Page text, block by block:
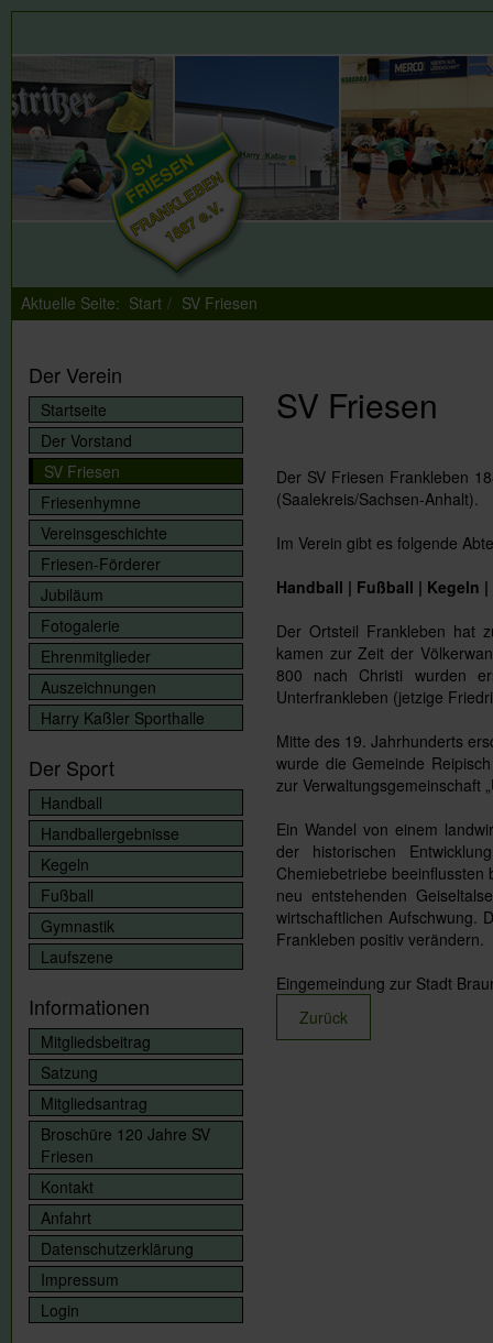
Aktuelle Seite: Start SV Friesen
SV Friesen
Der SV Friesen Frankleben
(Saalekreis/Sachsen-Anhalt).
Im Verein gibt es folgende
Handball | Fußball | Kegeln
Der Ortsteil Frankleben hat
kamen zur Zeit der
800 nach Christi wurden
Unterfrankleben (jetzige
Mitte des 19. Jahrhunderts
wurde die Gemeinde
zur Verwaltungsgemeinschaft
Ein Wandel von einem
der historischen
Chemiebetriebe beeinflussten
neu entstehenden
wirtschaftlichen Aufschwung.
Frankleben positiv verändern.
Eingemeindung zur Stadt
Zurück
Der Verein
Startseite
Der Vorstand
SV Friesen
Friesenhymne
Vereinsgeschichte
Friesen-Förderer
Jubiläum
Fotogalerie
Ehrenmitglieder
Auszeichnungen
Harry Kaßler Sporthalle
Der Sport
Handball
Handballergebnisse
Kegeln
Fußball
Gymnastik
Laufszene
Informationen
Mitgliedsbeitrag
Satzung
Mitgliedsantrag
Broschüre 120 Jahre SV
Friesen
Kontakt
Anfahrt
Datenschutzerklärung
Impressum
Login